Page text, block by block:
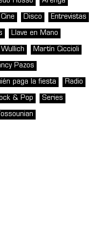
Cine Disco Entrevistas
Llave en Mano
Martín Ciccioli
Pazos
paga la fiesta Radio
& Pop Series